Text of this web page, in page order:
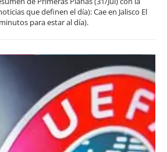
que definen el día): Cae en Jalisco El
para estar al día).